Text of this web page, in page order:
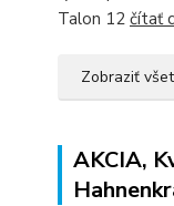
Talon 12 čítať
Zobraziť
AKCIA,